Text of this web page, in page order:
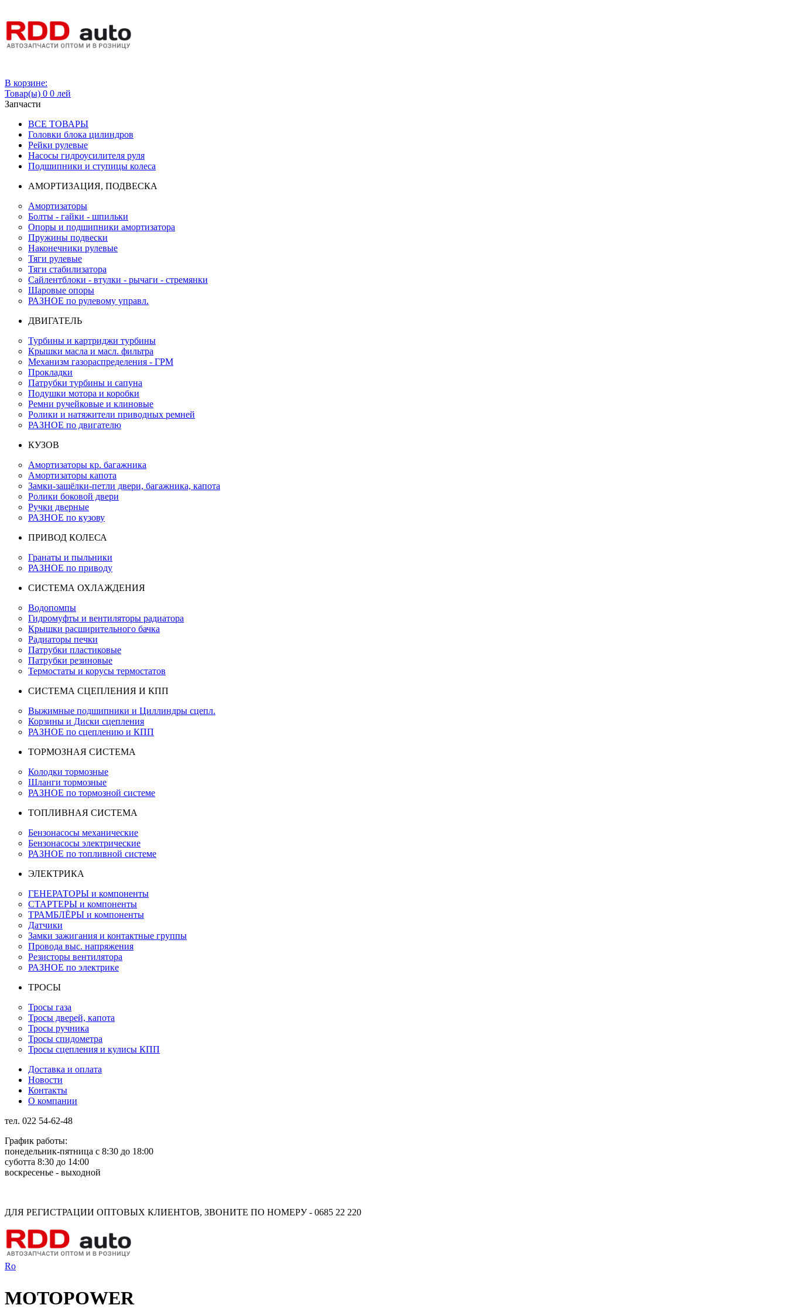
В корзине:
Товар(ы) 0 0 лей
Запчасти
ВСЕ ТОВАРЫ
Головки блока цилиндров
Рейки рулевые
Насосы гидроусилителя руля
Подшипники и ступицы колеса
АМОРТИЗАЦИЯ, ПОДВЕСКА
Амортизаторы
Болты - гайки - шпильки
Опоры и подшипники амортизатора
Пружины подвески
Наконечники рулевые
Тяги рулевые
Тяги стабилизатора
Сайлентблоки - втулки - рычаги - стремянки
Шаровые опоры
РАЗНОЕ по рулевому управл.
ДВИГАТЕЛЬ
Турбины и картриджи турбины
Крышки масла и масл. фильтра
Механизм газораспределения - ГРМ
Прокладки
Патрубки турбины и сапуна
Подушки мотора и коробки
Ремни ручейковые и клиновые
Ролики и натяжители приводных ремней
РАЗНОЕ по двигателю
КУЗОВ
Амортизаторы кр. багажника
Амортизаторы капота
Замки-защёлки-петли двери, багажника, капота
Ролики боковой двери
Ручки дверные
РАЗНОЕ по кузову
ПРИВОД КОЛЕСА
Гранаты и пыльники
РАЗНОЕ по приводу
СИСТЕМА ОХЛАЖДЕНИЯ
Водопомпы
Гидромуфты и вентиляторы радиатора
Крышки расширительного бачка
Радиаторы печки
Патрубки пластиковые
Патрубки резиновые
Термостаты и корусы термостатов
СИСТЕМА СЦЕПЛЕНИЯ И КПП
Выжимные подшипники и Циллиндры сцепл.
Корзины и Диски сцепления
РАЗНОЕ по сцеплению и КПП
ТОРМОЗНАЯ СИСТЕМА
Колодки тормозные
Шланги тормозные
РАЗНОЕ по тормозной системе
ТОПЛИВНАЯ СИСТЕМА
Бензонасосы механические
Бензонасосы электрические
РАЗНОЕ по топливной системе
ЭЛЕКТРИКА
ГЕНЕРАТОРЫ и компоненты
СТАРТЕРЫ и компоненты
ТРАМБЛЁРЫ и компоненты
Датчики
Замки зажигания и контактные группы
Провода выс. напряжения
Резисторы вентилятора
РАЗНОЕ по электрике
ТРОСЫ
Тросы газа
Тросы дверей, капота
Тросы ручника
Тросы спидометра
Тросы сцепления и кулисы КПП
Доставка и оплата
Новости
Контакты
О компании
тел. 022 54-62-48
График работы:
понедельник-пятница с 8:30 до 18:00
суботта 8:30 до 14:00
воскресенье - выходной
ДЛЯ РЕГИСТРАЦИИ ОПТОВЫХ КЛИЕНТОВ, ЗВОНИТЕ ПО НОМЕРУ - 0685 22 220
Ro
MOTOPOWER